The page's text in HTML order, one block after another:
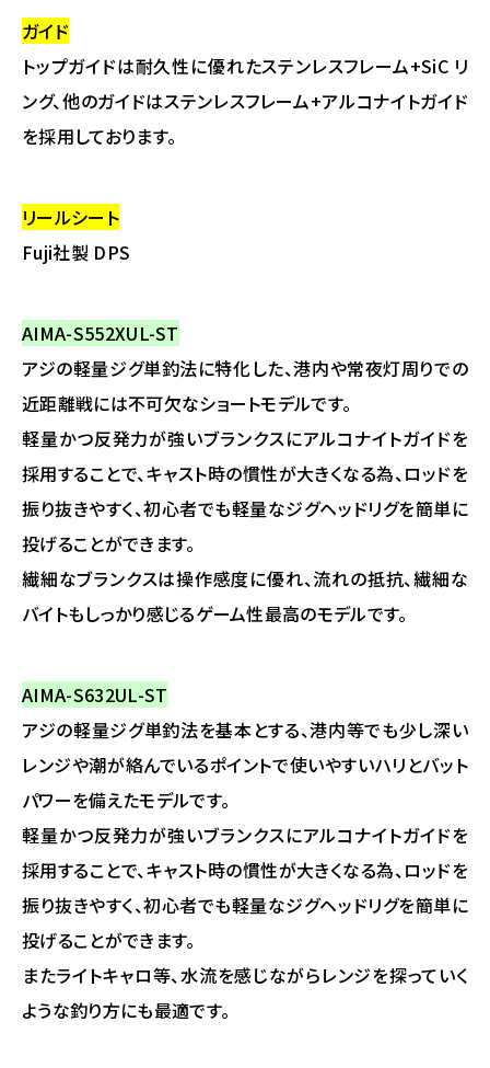
ガイド
トップガイドは耐久性に優れたステンレスフレーム+SiC リ
ング、他のガイドはステンレスフレーム+アルコナイトガイド
を採用しております。
リールシート
Fuji社製 DPS
AIMA-S552XUL-ST
アジの軽量ジグ単釣法に特化した、港内や常夜灯周りでの
近距離戦には不可欠なショートモデルです。
軽量かつ反発力が強いブランクスにアルコナイトガイドを
採用することで、キャスト時の慣性が大きくなる為、ロッドを
振り抜きやすく、初心者でも軽量なジグヘッドリグを簡単に
投げることができます。
繊細なブランクスは操作感度に優れ、流れの抵抗、繊細な
バイトもしっかり感じるゲーム性最高のモデルです。
AIMA-S632UL-ST
アジの軽量ジグ単釣法を基本とする、港内等でも少し深い
レンジや潮が絡んでいるポイントで使いやすいハリとバット
パワーを備えたモデルです。
軽量かつ反発力が強いブランクスにアルコナイトガイドを
採用することで、キャスト時の慣性が大きくなる為、ロッドを
振り抜きやすく、初心者でも軽量なジグヘッドリグを簡単に
投げることができます。
またライトキャロ等、水流を感じながらレンジを探っていく
ような釣り方にも最適です。